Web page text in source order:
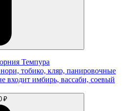
Темпура
тобико, кляр, панировочные
входит имбирь, вассаби, соевый
₽